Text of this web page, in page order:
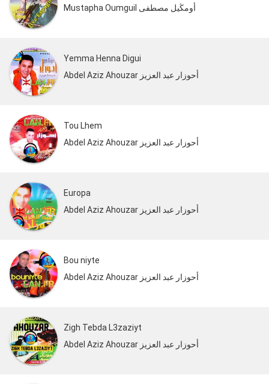
Mustapha Oumguil أومڭيل مصطفى
Yemma Henna Digui
Abdel Aziz Ahouzar أحوزار عبد العزيز
Tou Lhem
Abdel Aziz Ahouzar أحوزار عبد العزيز
Europa
Abdel Aziz Ahouzar أحوزار عبد العزيز
Bou niyte
Abdel Aziz Ahouzar أحوزار عبد العزيز
Zigh Tebda L3zaziyt
Abdel Aziz Ahouzar أحوزار عبد العزيز